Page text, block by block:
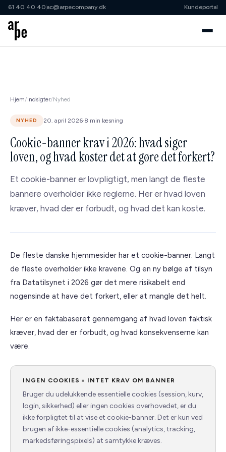
61 40 40 40 ac@arpecompany.dk Kundeportal
↳ Shopify Growth Partner
Services
↳ Komplette migreringer
↳ Integrationer
↳ Support
↳ Ad-hoc opgaver
Apps
↳ Prislogik ↗
Om
Referencer
Kundeservice
Hjem/Indsigter/Nyhed
NYHED 20. april 2026·8 min læsning
Cookie-banner krav i 2026: hvad siger
loven, og hvad koster det at gøre det forkert?
Et cookie-banner er lovpligtigt, men langt de fleste
bannere overholder ikke reglerne. Her er hvad loven
kræver, hvad der er forbudt, og hvad det kan koste.
De fleste danske hjemmesider har et cookie-banner. Langt
de fleste overholder ikke kravene. Og en ny bølge af tilsyn
fra Datatilsynet i 2026 gør det mere risikabelt end
nogensinde at have det forkert, eller at mangle det helt.
Her er en faktabaseret gennemgang af hvad loven faktisk
kræver, hvad der er forbudt, og hvad konsekvenserne kan
være.
INGEN COOKIES = INTET KRAV OM BANNER
Bruger du udelukkende essentielle cookies (session, kurv,
login, sikkerhed) eller ingen cookies overhovedet, er du
ikke forpligtet til at vise et cookie-banner. Det er kun ved
brugen af ikke-essentielle cookies (analytics, tracking,
markedsføringspixels) at samtykke kræves.